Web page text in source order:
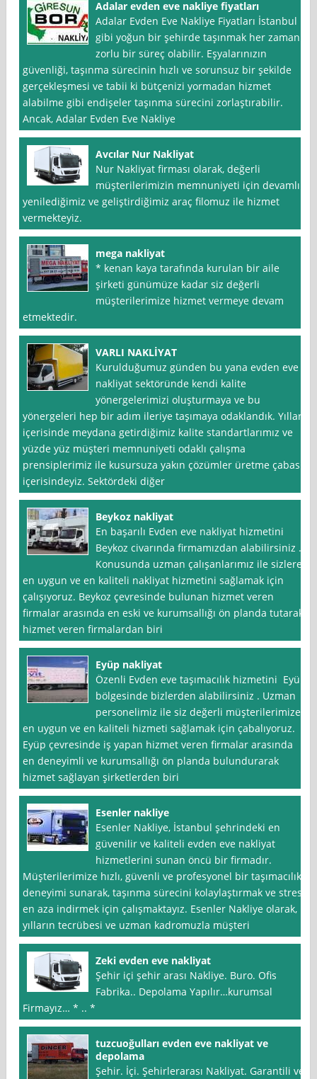
Adalar evden eve nakliye fiyatları
Adalar Evden Eve Nakliye Fiyatları İstanbul
gibi yoğun bir şehirde taşınmak her zaman
zorlu bir süreç olabilir. Eşyalarınızın
güvenliği, taşınma sürecinin hızlı ve sorunsuz bir şekilde
gerçekleşmesi ve tabii ki bütçenizi yormadan hizmet
alabilme gibi endişeler taşınma sürecini zorlaştırabilir.
Ancak, Adalar Evden Eve Nakliye
Avcılar Nur Nakliyat
Nur Nakliyat firması olarak, değerli
müşterilerimizin memnuniyeti için devamlı
yenilediğimiz ve geliştirdiğimiz araç filomuz ile hizmet
vermekteyiz.
mega nakliyat
* kenan kaya tarafında kurulan bir aile
şirketi günümüze kadar siz değerli
müşterilerimize hizmet vermeye devam
etmektedir.
VARLI NAKLİYAT
Kurulduğumuz günden bu yana evden eve
nakliyat sektöründe kendi kalite
yönergelerimizi oluşturmaya ve bu
yönergeleri hep bir adım ileriye taşımaya odaklandık. Yıllar
içerisinde meydana getirdiğimiz kalite standartlarımız ve
yüzde yüz müşteri memnuniyeti odaklı çalışma
prensiplerimiz ile kusursuza yakın çözümler üretme çabası
içerisindeyiz. Sektördeki diğer
Beykoz nakliyat
En başarılı Evden eve nakliyat hizmetini
Beykoz civarında firmamızdan alabilirsiniz .
Konusunda uzman çalışanlarımız ile sizlere
en uygun ve en kaliteli nakliyat hizmetini sağlamak için
çalışıyoruz. Beykoz çevresinde bulunan hizmet veren
firmalar arasında en eski ve kurumsallığı ön planda tutarak
hizmet veren firmalardan biri
Eyüp nakliyat
Özenli Evden eve taşımacılık hizmetini Eyüp
bölgesinde bizlerden alabilirsiniz . Uzman
personelimiz ile siz değerli müşterilerimize
en uygun ve en kaliteli hizmeti sağlamak için çabalıyoruz.
Eyüp çevresinde iş yapan hizmet veren firmalar arasında
en deneyimli ve kurumsallığı ön planda bulundurarak
hizmet sağlayan şirketlerden biri
Esenler nakliye
Esenler Nakliye, İstanbul şehrindeki en
güvenilir ve kaliteli evden eve nakliyat
hizmetlerini sunan öncü bir firmadır.
Müşterilerimize hızlı, güvenli ve profesyonel bir taşımacılık
deneyimi sunarak, taşınma sürecini kolaylaştırmak ve stresi
en aza indirmek için çalışmaktayız. Esenler Nakliye olarak,
yılların tecrübesi ve uzman kadromuzla müşteri
Zeki evden eve nakliyat
Şehir içi şehir arası Nakliye. Buro. Ofis
Fabrika.. Depolama Yapılır…kurumsal
Firmayız… * .. *
tuzcuoğulları evden eve nakliyat ve
depolama
Şehir. İçi. Şehirlerarası Nakliyat. Garantili ve